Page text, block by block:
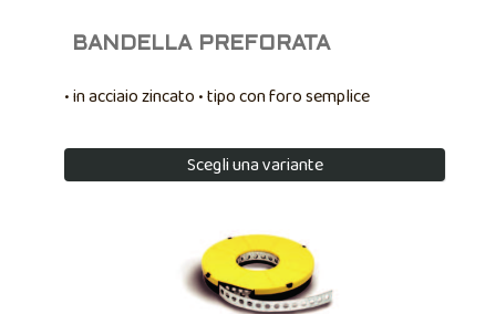
BANDELLA PREFORATA
• in acciaio zincato • tipo con foro semplice
Scegli una variante